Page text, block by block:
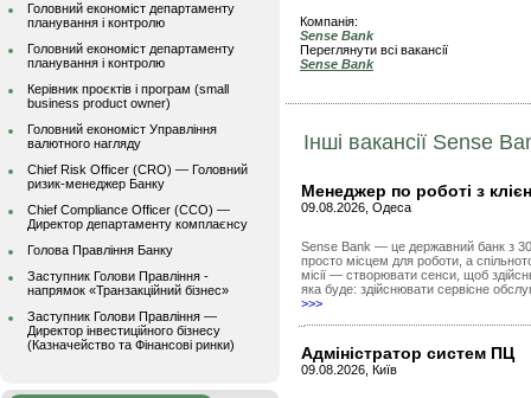
Головний економіст департаменту
планування і контролю
Головний економіст департаменту
планування і контролю
Керівник проєктів і програм (small
business product owner)
Головний економіст Управління
валютного нагляду
Chief Risk Officer (CRO) — Головний
ризик-менеджер Банку
Chief Compliance Officer (CCO) —
Директор департаменту комплаєнсу
Голова Правління Банку
Заступник Голови Правління -
напрямок «Транзакційний бізнес»
Заступник Голови Правління —
Директор інвестиційного бізнесу
(Казначейство та Фінансові ринки)
Компанія:
Sense Bank
Переглянути всі вакансії
Sense Bank
Інші вакансії Sense
Менеджер по роботі з
09.08.2026, Одеса
Sense Bank — це державний банк з
просто місцем для роботи, а
місії — створювати сенси, щоб
яка буде: здійснювати сервісне
>>>
Адміністратор систем ПЦ
09.08.2026, Київ